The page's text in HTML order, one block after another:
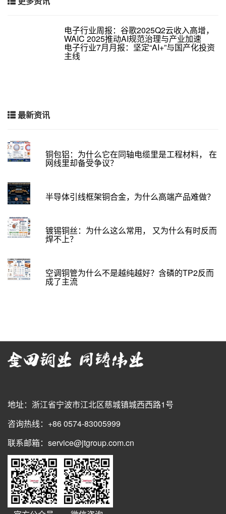
电子行业周报：谷歌2025Q2云收入高增，
WAIC 2025推动AI规范治理与产业加速
电子行业7月月报：坚定“AI+”与国产化投资
主线
最新资讯
铜包铝：为什么它在同轴电缆里是工程材料， 在
网线里却备受争议？
半导体引线框架铜合金，为什么高端产品难做？
镀锡铜丝：为什么这么常用， 又为什么有时反而
焊不上？
空调铜管为什么不是越纯越好？含磷的TP2反而
成了主流
地址：浙江省宁波市江北区慈城镇城西西路1号
咨询热线：+86 0574-83005999
联系邮箱：service@jtgroup.com.cn